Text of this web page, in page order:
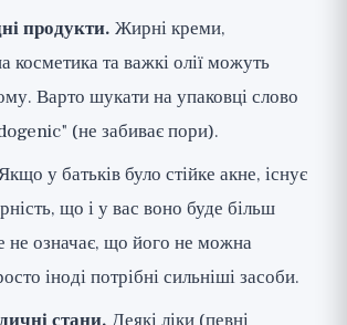
продукти. Жирні креми,
косметика та важкі олії можуть
Варто шукати на упаковці слово
(не забиває пори).
у батьків було стійке акне, існує
що і у вас воно буде більш
не означає, що його не можна
іноді потрібні сильніші засоби.